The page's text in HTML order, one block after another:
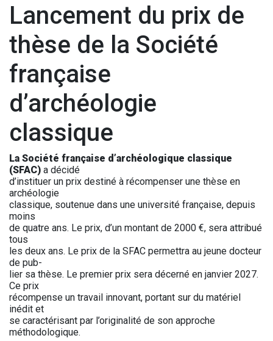
Lancement du prix de
thèse de la Société
française
d’archéologie
classique
La Société française d’archéologique classique
(SFAC) a décidé
d’instituer un prix destiné à récompenser une thèse en
archéologie
classique, soutenue dans une université française, depuis
moins
de quatre ans. Le prix, d’un montant de 2000 €, sera attribué
tous
les deux ans. Le prix de la SFAC permettra au jeune docteur
de pub-
lier sa thèse. Le premier prix sera décerné en janvier 2027.
Ce prix
récompense un travail innovant, portant sur du matériel
inédit et
se caractérisant par l’originalité de son approche
méthodologique.